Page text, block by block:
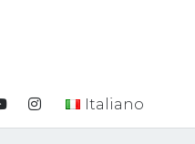
Italiano